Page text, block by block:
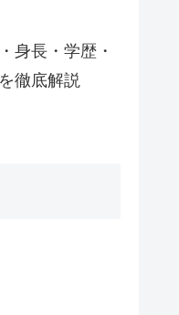
身長・学歴・
徹底解説